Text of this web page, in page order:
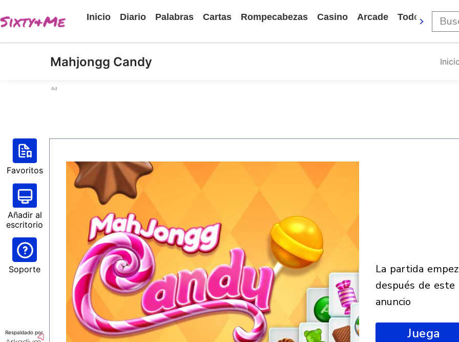
Inicio Diario Palabras Cartas Rompecabezas Casino Arcade Todos Los
Mahjongg Candy
Ad
Favoritos
Añadir al
escritorio
Soporte
Respaldado por
la partida empezará
después de este
anuncio
Juega